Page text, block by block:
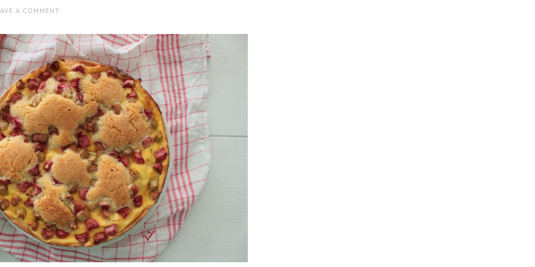
A COMMENT